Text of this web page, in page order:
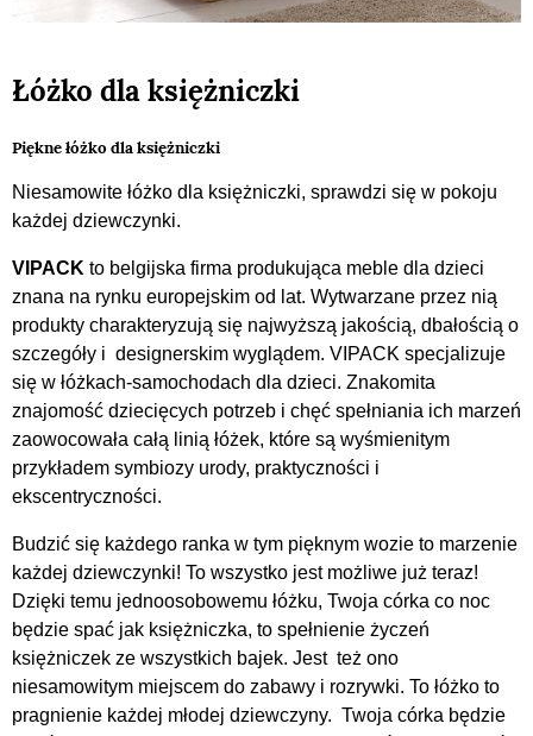
Łóżko dla księżniczki
Piękne łóżko dla księżniczki
Niesamowite łóżko dla księżniczki, sprawdzi się w pokoju
każdej dziewczynki.
VIPACK to belgijska firma produkująca meble dla dzieci
znana na rynku europejskim od lat. Wytwarzane przez nią
produkty charakteryzują się najwyższą jakością, dbałością o
szczegóły i designerskim wyglądem. VIPACK specjalizuje
się w łóżkach-samochodach dla dzieci. Znakomita
znajomość dziecięcych potrzeb i chęć spełniania ich marzeń
zaowocowała całą linią łóżek, które są wyśmienitym
przykładem symbiozy urody, praktyczności i
ekscentryczności.
Budzić się każdego ranka w tym pięknym wozie to marzenie
każdej dziewczynki! To wszystko jest możliwe już teraz!
Dzięki temu jednoosobowemu łóżku, Twoja córka co noc
będzie spać jak księżniczka, to spełnienie życzeń
księżniczek ze wszystkich bajek. Jest też ono
niesamowitym miejscem do zabawy i rozrywki. To łóżko to
pragnienie każdej młodej dziewczyny. Twoja córka będzie